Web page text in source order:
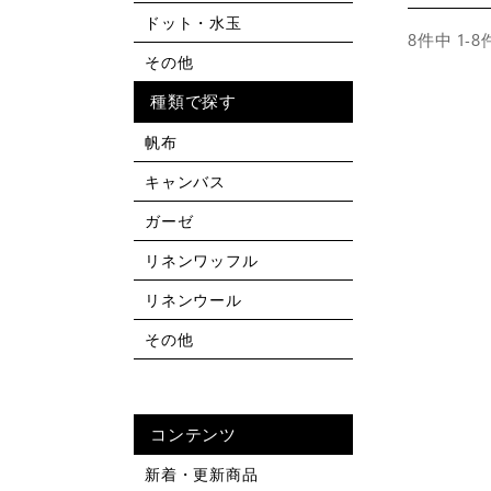
8件中 1-8
ドット・水玉
その他
種類で探す
帆布
キャンバス
ガーゼ
リネンワッフル
リネンウール
その他
コンテンツ
新着・更新商品